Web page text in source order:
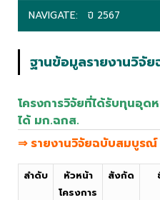
NAVIGATE: ปี 2567
ฐานข้อมูลรายงานวิจั
โครงการวิจัยที่ได้รับทุนอุด
ได้ มก.ฉกส.
⇒ รายงานวิจัยฉบับสมบูรณ์
ลำดับ
หัวหน้า
โครงการ
สังกัด